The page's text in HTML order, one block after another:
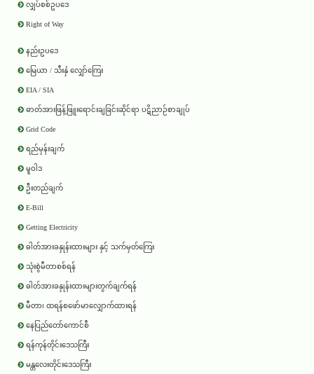
လျှပ်စစ်ဥပဒေ
Right of Way
နည်းဥပဒေ
မြေယာ / သီးနှံ လျှော်ကြေး
EIA / SIA
ဓာတ်အားဖြန့်ဖြူးရောင်းချခြင်းဆိုင်ရာ ပဋိညာဉ်စာချုပ်
Grid Code
ရည်မှန်းချက်
မူဝါဒ
ဦးတည်ချက်
E-Bill
Getting Electricity
ဓါတ်အားခနှုန်းထားများ နှင့် သက်မှတ်ကြေး
သုံးစွဲမီတာစစ်ရန်
ဓါတ်အားခနှုန်းထားများတွက်ချက်ရန်
မီတာ၊ ထရန်စဖော်မာလျှောက်ထားရန်
နေပြည်တော်ကောင်စီ
ရန်ကုန်တိုင်းဒေသကြီး
မန္တလေးတိုင်းဒေသကြီး